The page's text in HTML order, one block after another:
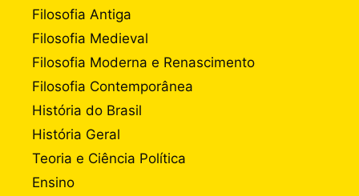
Filosofia Antiga
Filosofia Medieval
Filosofia Moderna e Renascimento
Filosofia Contemporânea
História do Brasil
História Geral
Teoria e Ciência Política
Ensino